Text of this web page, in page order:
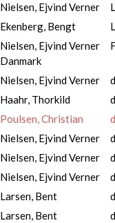
Nielsen, Ejvind Verner
Ekenberg, Bengt
Nielsen, Ejvind Verner
Danmark
Nielsen, Ejvind Verner
Haahr, Thorkild
Poulsen, Christian
Nielsen, Ejvind Verner
Nielsen, Ejvind Verner
Nielsen, Ejvind Verner
Larsen, Bent
Larsen, Bent